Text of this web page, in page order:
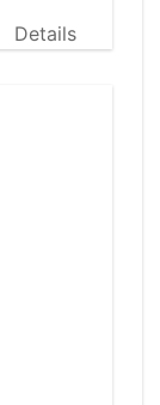
Details